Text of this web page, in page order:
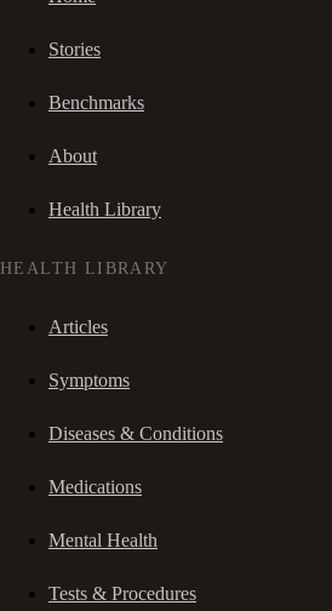
Stories
Benchmarks
About
Health Library
HEALTH LIBRARY
Articles
Symptoms
Diseases & Conditions
Medications
Mental Health
Tests & Procedures